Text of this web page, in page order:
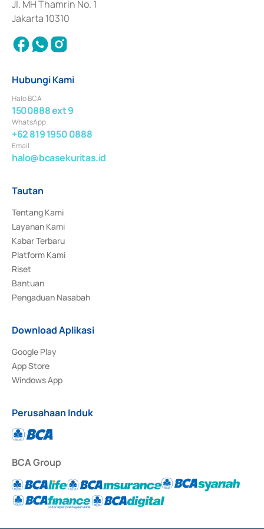
Jl. MH Thamrin No. 1
Jakarta 10310
Hubungi Kami
Halo BCA
1500888 ext 9
WhatsApp
+62 819 1950 0888
Email
halo@bcasekuritas.id
Tautan
Tentang Kami
Layanan Kami
Kabar Terbaru
Platform Kami
Riset
Bantuan
Pengaduan Nasabah
Download Aplikasi
Google Play
App Store
Windows App
Perusahaan Induk
BCA Group